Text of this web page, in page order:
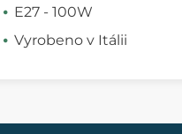
E27 - 100W
Vyrobeno v Itálii